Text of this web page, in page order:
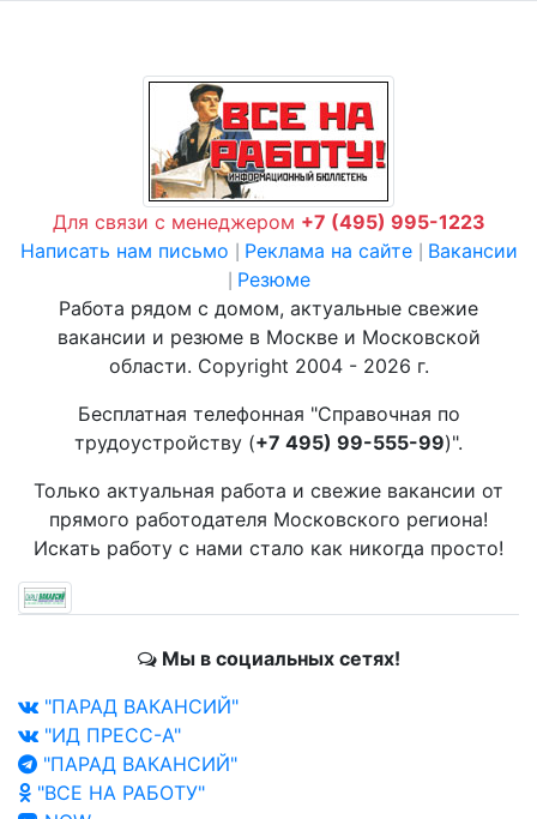
Для связи с менеджером +7 (495) 995-1223
Написать нам письмо
Реклама на сайте Вакансии
Резюме
Работа рядом с домом, актуальные свежие
вакансии и резюме в Москве и Московской
области. Copyright 2004 - 2026 г.
Бесплатная телефонная "Справочная по
трудоустройству (+7 495) 99-555-99)".
Только актуальная работа и свежие вакансии от
прямого работодателя Московского региона!
Искать работу с нами стало как никогда просто!
Мы в социальных сетях!
"ПАРАД ВАКАНСИЙ"
"ИД ПРЕСС-А"
"ПАРАД ВАКАНСИЙ"
"ВСЕ НА РАБОТУ"